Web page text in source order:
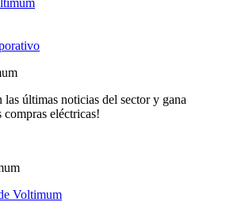
las últimas noticias del sector y gana
compras eléctricas!
Voltimum